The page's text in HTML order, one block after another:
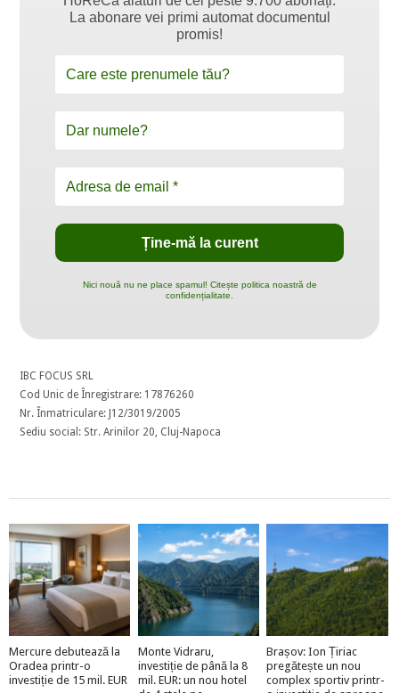
La abonare vei primi automat documentul
promis!
Nici nouă nu ne place spamul! Citește politica noastră de
confidențialitate.
IBC FOCUS SRL
Cod Unic de Înregistrare: 17876260
Nr. Înmatriculare: J12/3019/2005
Sediu social: Str. Arinilor 20, Cluj-Napoca
Mercure debutează la
Oradea printr-o
investiție de 15 mil. EUR
Monte Vidraru,
investiție de până la 8
mil. EUR: un nou hotel
Brașov: Ion Țiriac
pregătește un nou
complex sportiv printr-